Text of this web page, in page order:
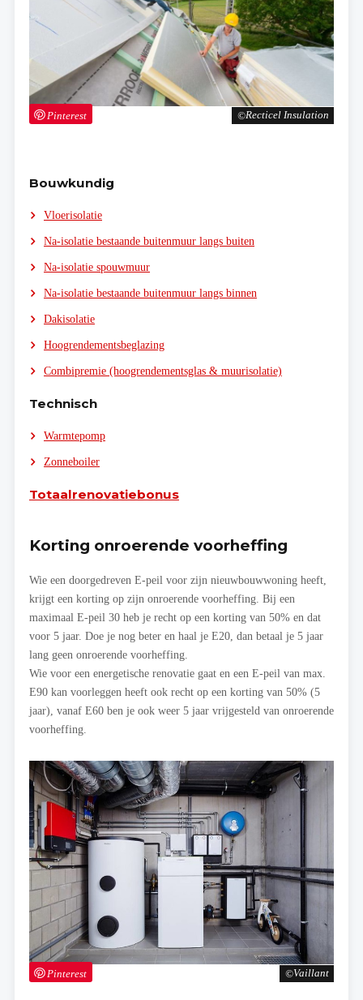
Recticel Insulation
Pinterest
Bouwkundig
Vloerisolatie
Na-isolatie bestaande buitenmuur langs buiten
Na-isolatie spouwmuur
Na-isolatie bestaande buitenmuur langs binnen
Dakisolatie
Hoogrendementsbeglazing
Combipremie (hoogrendementsglas & muurisolatie)
Technisch
Warmtepomp
Zonneboiler
Totaalrenovatiebonus
Vaillant
Pinterest
Korting onroerende voorheffing
Wie een doorgedreven E-peil voor zijn nieuwbouwwoning heeft,
krijgt een korting op zijn onroerende voorheffing. Bij een
maximaal E-peil 30 heb je recht op een korting van 50% en dat
voor 5 jaar. Doe je nog beter en haal je E20, dan betaal je 5 jaar
lang geen onroerende voorheffing.
Wie voor een energetische renovatie gaat en een E-peil van max.
E90 kan voorleggen heeft ook recht op een korting van 50% (5
jaar), vanaf E60 ben je ook weer 5 jaar vrijgesteld van onroerende
voorheffing.